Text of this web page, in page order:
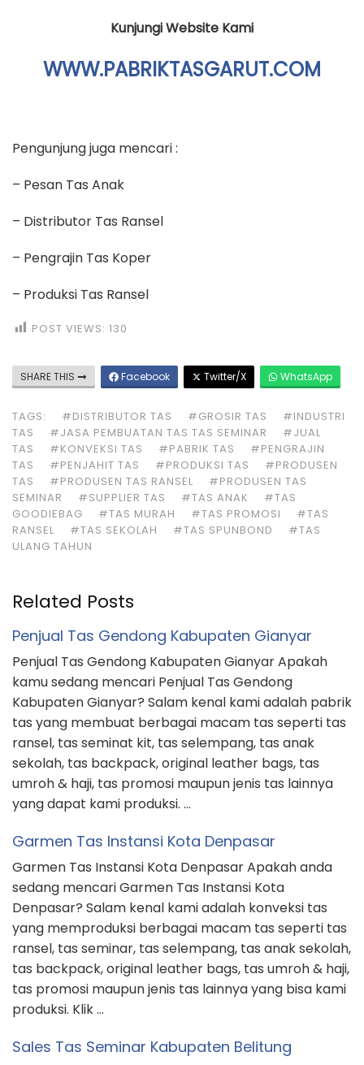
Kunjungi Website Kami
WWW.PABRIKTASGARUT.COM
Pengunjung juga mencari :
– Pesan Tas Anak
– Distributor Tas Ransel
– Pengrajin Tas Koper
– Produksi Tas Ransel
POST VIEWS: 130
SHARE THIS Facebook Twitter/X WhatsApp
TAGS: #DISTRIBUTOR TAS #GROSIR TAS
#INDUSTRI
TAS
#JASA PEMBUATAN TAS TAS SEMINAR
#JUAL
TAS
#KONVEKSI TAS #PABRIK TAS
#PENGRAJIN
TAS
#PENJAHIT TAS #PRODUKSI TAS
#PRODUSEN
TAS
#PRODUSEN TAS RANSEL
#PRODUSEN TAS
SEMINAR
#SUPPLIER TAS #TAS ANAK
#TAS
GOODIEBAG
#TAS MURAH #TAS PROMOSI
#TAS
RANSEL
#TAS SEKOLAH #TAS SPUNBOND
#TAS
ULANG TAHUN
Related Posts
Penjual Tas Gendong Kabupaten Gianyar
Penjual Tas Gendong Kabupaten Gianyar Apakah
kamu sedang mencari Penjual Tas Gendong
Kabupaten Gianyar? Salam kenal kami adalah pabrik
tas yang membuat berbagai macam tas seperti tas
ransel, tas seminat kit, tas selempang, tas anak
sekolah, tas backpack, original leather bags, tas
umroh & haji, tas promosi maupun jenis tas lainnya
yang dapat kami produksi. …
Garmen Tas Instansi Kota Denpasar
Garmen Tas Instansi Kota Denpasar Apakah anda
sedang mencari Garmen Tas Instansi Kota
Denpasar? Salam kenal kami adalah konveksi tas
yang memproduksi berbagai macam tas seperti tas
ransel, tas seminar, tas selempang, tas anak sekolah,
tas backpack, original leather bags, tas umroh & haji,
tas promosi maupun jenis tas lainnya yang bisa kami
produksi. Klik …
Sales Tas Seminar Kabupaten Belitung